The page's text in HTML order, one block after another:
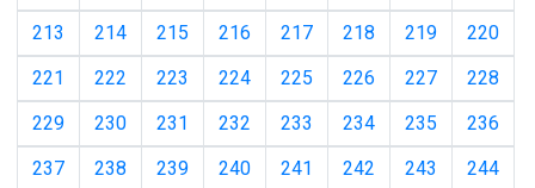
213
214 215 216 217 218 219
220
221
222 223 224 225 226 227
228
229
230 231 232 233 234 235
236
237
238 239 240 241 242 243
244